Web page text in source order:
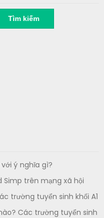
ý nghĩa gì?
trên mạng xã hội
trường tuyển sinh khối A1
Các trường tuyển sinh